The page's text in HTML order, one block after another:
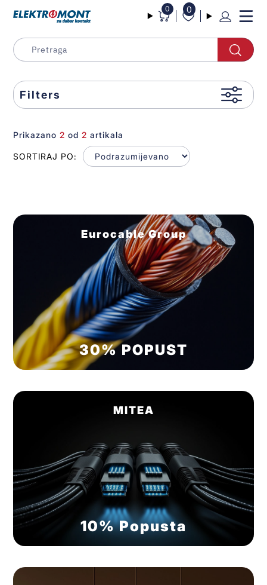
0 0
Filters
Eurocable Group
30% POPUST
MITEA
10% Popusta
Prikazano2 od2 artikala
SORTIRAJ PO: